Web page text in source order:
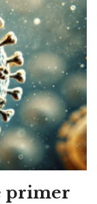
primer